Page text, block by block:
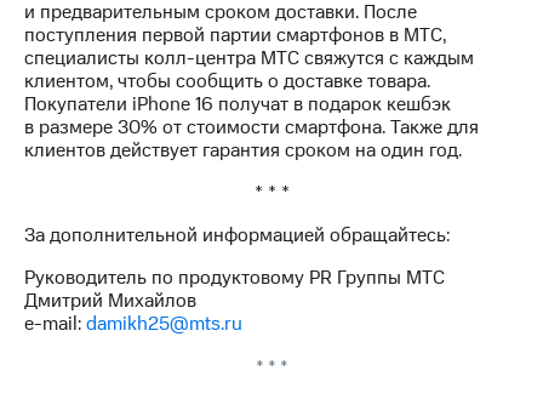
ПАО
"МТС"
Собрания
акционеров
Личный
кабинет
акционера
и
Рынок
акций
и предварительным сроком доставки. После
поступления первой партии смартфонов в МТС,
специалисты колл-центра МТС свяжутся с каждым
клиентом, чтобы сообщить о доставке товара.
Покупатели iPhone 16 получат в подарок кешбэк
в размере 30% от стоимости смартфона. Также для
клиентов действует гарантия сроком на один год.
* * *
За дополнительной информацией обращайтесь:
Руководитель по продуктовому PR Группы МТС
Дмитрий Михайлов
e-mail:damikh25@mts.ru
* * *